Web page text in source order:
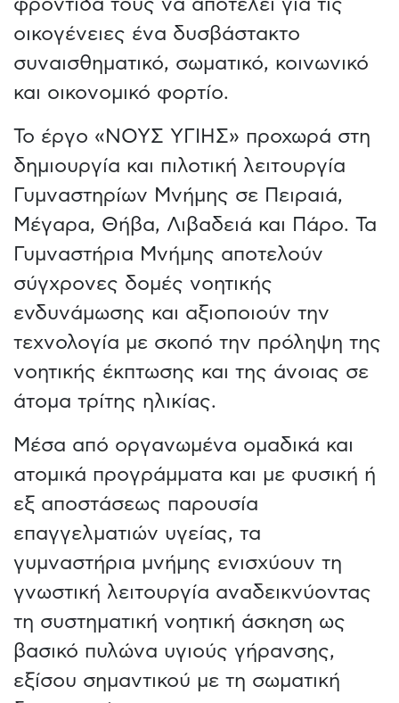
φροντίδα τους να αποτελεί για τις
οικογένειες ένα δυσβάστακτο
συναισθηματικό, σωματικό, κοινωνικό
και οικονομικό φορτίο.
Το έργο «ΝΟΥΣ ΥΓΙΗΣ» προχωρά στη
δημιουργία και πιλοτική λειτουργία
Γυμναστηρίων Μνήμης σε Πειραιά,
Μέγαρα, Θήβα, Λιβαδειά και Πάρο. Τα
Γυμναστήρια Μνήμης αποτελούν
σύγχρονες δομές νοητικής
ενδυνάμωσης και αξιοποιούν την
τεχνολογία με σκοπό την πρόληψη της
νοητικής έκπτωσης και της άνοιας σε
άτομα τρίτης ηλικίας.
Μέσα από οργανωμένα ομαδικά και
ατομικά προγράμματα και με φυσική ή
εξ αποστάσεως παρουσία
επαγγελματιών υγείας, τα
γυμναστήρια μνήμης ενισχύουν τη
γνωστική λειτουργία αναδεικνύοντας
τη συστηματική νοητική άσκηση ως
βασικό πυλώνα υγιούς γήρανσης,
εξίσου σημαντικού με τη σωματική